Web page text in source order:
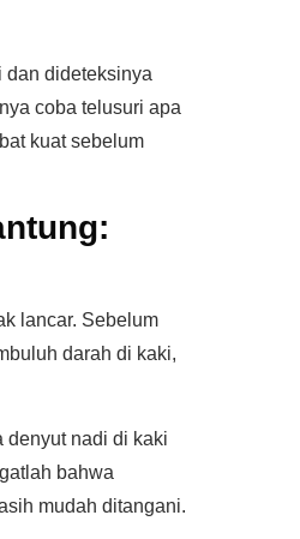
dan dideteksinya
coba telusuri apa
kuat sebelum
lancar. Sebelum
darah di kaki,
denyut nadi di kaki
bahwa
mudah ditangani.